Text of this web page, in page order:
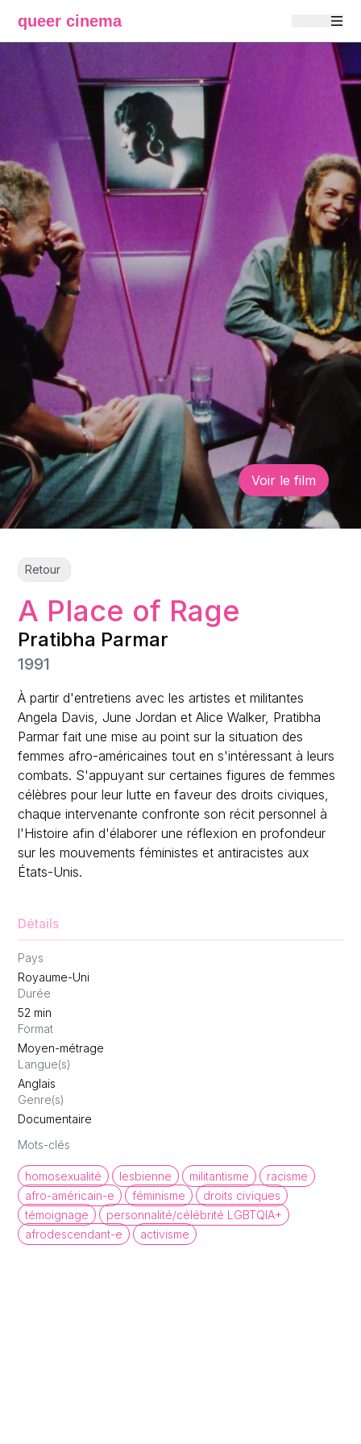
queer cinema
Voir le film
Retour
A Place of Rage
Pratibha Parmar
1991
À partir d'entretiens avec les artistes et militantes
Angela Davis, June Jordan et Alice Walker, Pratibha
Parmar fait une mise au point sur la situation des
femmes afro-américaines tout en s'intéressant à leurs
combats. S'appuyant sur certaines figures de femmes
célèbres pour leur lutte en faveur des droits civiques,
chaque intervenante confronte son récit personnel à
l'Histoire afin d'élaborer une réflexion en profondeur
sur les mouvements féministes et antiracistes aux
États-Unis.
Détails
Pays
Royaume-Uni
Durée
52 min
Format
Moyen-métrage
Langue(s)
Anglais
Genre(s)
Documentaire
Mots-clés
homosexualité lesbienne militantisme
racisme
afro-américain-e
féminisme
droits civiques
témoignage
personnalité/célébrité LGBTQIA+
afrodescendant-e
activisme